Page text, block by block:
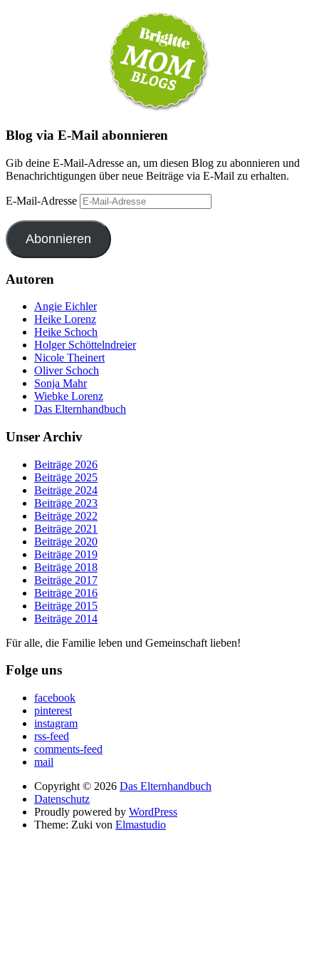
Blog via E-Mail abonnieren
Gib deine E-Mail-Adresse an, um diesen Blog zu abonnieren und
Benachrichtigungen über neue Beiträge via E-Mail zu erhalten.
E-Mail-Adresse
Abonnieren
Autoren
Angie Eichler
Heike Lorenz
Heike Schoch
Holger Schöttelndreier
Nicole Theinert
Oliver Schoch
Sonja Mahr
Wiebke Lorenz
Das Elternhandbuch
Unser Archiv
Beiträge 2026
Beiträge 2025
Beiträge 2024
Beiträge 2023
Beiträge 2022
Beiträge 2021
Beiträge 2020
Beiträge 2019
Beiträge 2018
Beiträge 2017
Beiträge 2016
Beiträge 2015
Beiträge 2014
Für alle, die Familie leben und Gemeinschaft lieben!
Folge uns
facebook
pinterest
instagram
rss-feed
comments-feed
mail
Copyright © 2026 Das Elternhandbuch
Datenschutz
Proudly powered by WordPress
Theme: Zuki von Elmastudio